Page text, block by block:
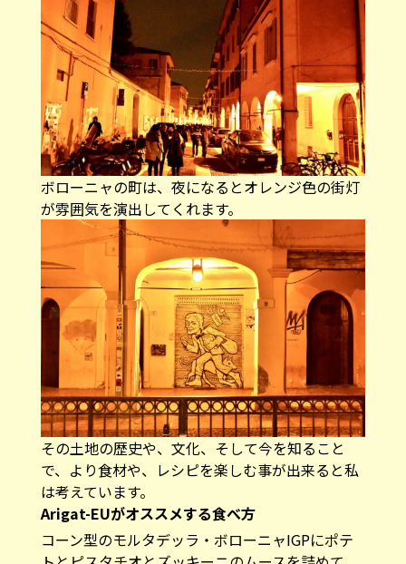
ボローニャの町は、夜になるとオレンジ色の街灯
が雰囲気を演出してくれます。
その土地の歴史や、文化、そして今を知ること
で、より食材や、レシピを楽しむ事が出来ると私
は考えています。
Arigat-EUがオススメする食べ方
コーン型のモルタデッラ・ボローニャIGPにポテ